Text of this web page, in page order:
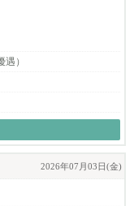
ーズです。
）
2026年07月03日(金)